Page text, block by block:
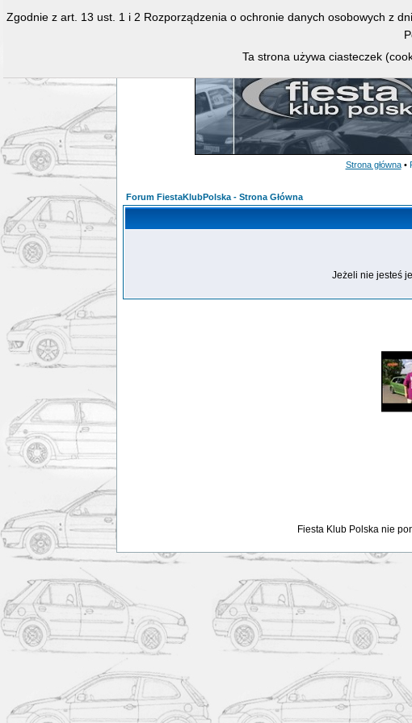
Strona główna •
Forum FiestaKlubPolska - Strona Główna
Jeżeli nie jesteś
Fiesta Klub Polska nie
Zgodnie z art. 13 ust. 1 i 2 Rozporządzenia o ochronie danych osobowych z
Ta strona używa ciasteczek